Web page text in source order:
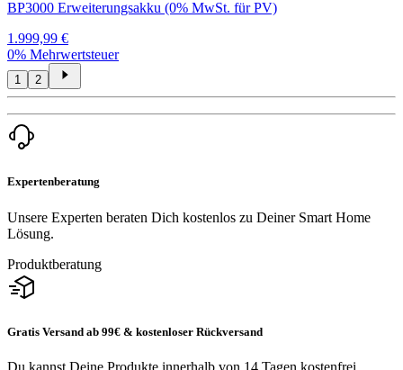
BP3000 Erweiterungsakku (0% MwSt. für PV)
1.999,99 €
0% Mehrwertsteuer
1 2
Expertenberatung
Unsere Experten beraten Dich kostenlos zu Deiner Smart Home
Lösung.
Produktberatung
Gratis Versand ab 99€ & kostenloser Rückversand
Du kannst Deine Produkte innerhalb von 14 Tagen kostenfrei